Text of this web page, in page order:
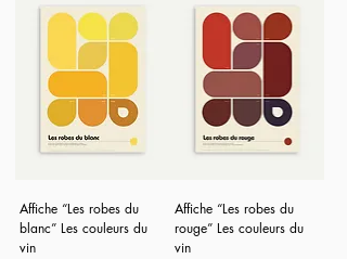
Affiche “Les robes du
blanc” Les couleurs du
vin
Affiche “Les robes du
rouge” Les couleurs du
vin